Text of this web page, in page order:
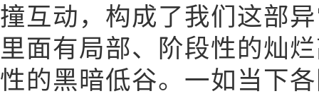
撞互动，构成了我们这部
里面有局部、阶段性的灿
性的黑暗低谷。一如当下